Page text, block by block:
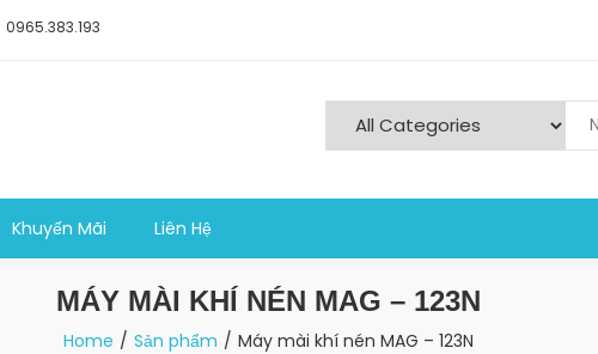
0965.383.193
Khuyến Mãi Liên Hệ
MÁY MÀI KHÍ NÉN MAG – 123N
Home Sản phẩm Máy mài khí nén MAG – 123N